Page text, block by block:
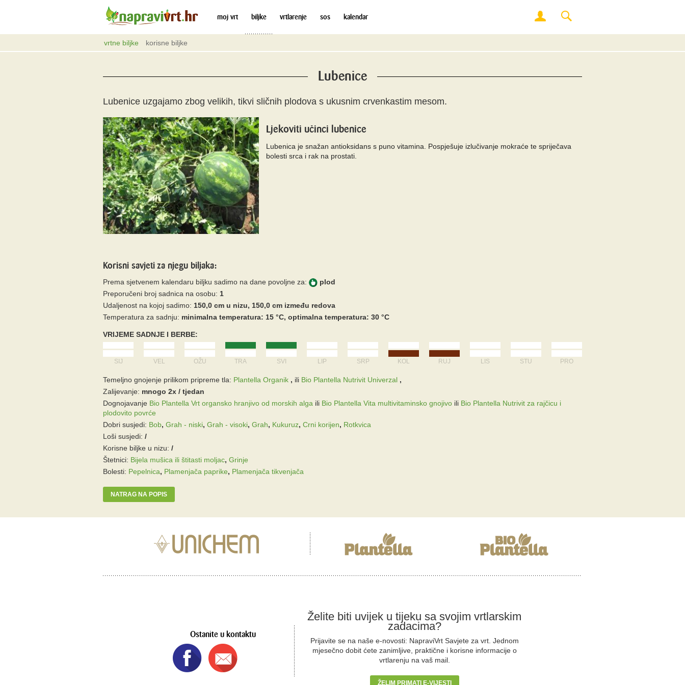
moj vrt biljke vrtlarenje sos kalendar
vrtne biljke korisne biljke
Lubenice
Lubenice uzgajamo zbog velikih, tikvi sličnih plodova s ukusnim crvenkastim mesom.
Ljekoviti učinci lubenice
Lubenica je snažan antioksidans s puno vitamina. Pospješuje izlučivanje mokraće te spriječava
bolesti srca i rak na prostati.
Korisni savjeti za njegu biljaka:
Prema sjetvenem kalendaru biljku sadimo na dane povoljne za:
plod
Preporučeni broj sadnica na osobu: 1
Udaljenost na kojoj sadimo: 150,0 cm u nizu, 150,0 cm između redova
Temperatura za sadnju: minimalna temperatura: 15 °C, optimalna temperatura: 30 °C
VRIJEME SADNJE I BERBE:
SIJ VEL OŽU TRA SVI LIP SRP KOL RUJ LIS STU PRO
Temeljno gnojenje prilikom pripreme tla: Plantella Organik , ili Bio Plantella Nutrivit Univerzal ,
Zalijevanje: mnogo 2x / tjedan
Dognojavanje Bio Plantella Vrt organsko hranjivo od morskih alga ili Bio Plantella Vita multivitaminsko gnojivo ili Bio Plantella Nutrivit za rajčicu i
plodovito povrće
Dobri susjedi: Bob, Grah - niski, Grah - visoki, Grah, Kukuruz, Crni korijen, Rotkvica
Loši susjedi: /
Korisne biljke u nizu: /
Štetnici: Bijela mušica ili štitasti moljac, Grinje
Bolesti: Pepelnica, Plamenjača paprike, Plamenjača tikvenjača
NATRAG NA POPIS
Ostanite u kontaktu
Želite biti uvijek u tijeku sa svojim vrtlarskim
zadacima?
Prijavite se na naše e-novosti: NapraviVrt Savjete za vrt. Jednom
mjesečno dobit ćete zanimljive, praktične i korisne informacije o
vrtlarenju na vaš mail.
ŽELIM PRIMATI E-VIJESTI